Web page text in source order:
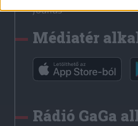
Jóállás
Médiatér
Rádió GaGa